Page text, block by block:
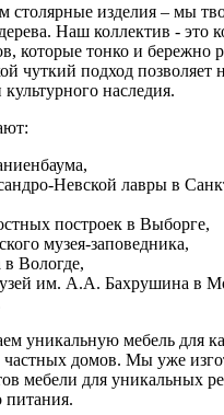
столярные изделия – мы
Наш коллектив - это
которые тонко и бережно
чуткий подход позволяет
наследия.
Невской лавры в
построек в Выборге,
музея-заповедника,
Вологде,
им. А.А. Бахрушина в
уникальную мебель для
частных домов. Мы уже
мебели для уникальных
питания.